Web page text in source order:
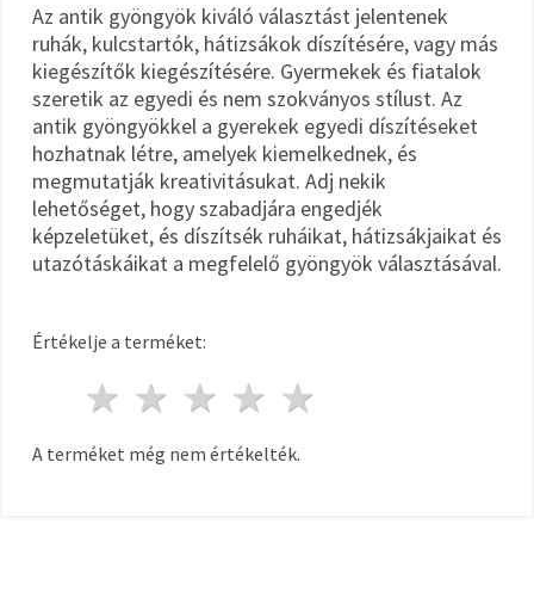
Az antik gyöngyök kiváló választást jelentenek
ruhák, kulcstartók, hátizsákok díszítésére, vagy más
kiegészítők kiegészítésére. Gyermekek és fiatalok
szeretik az egyedi és nem szokványos stílust. Az
antik gyöngyökkel a gyerekek egyedi díszítéseket
hozhatnak létre, amelyek kiemelkednek, és
megmutatják kreativitásukat. Adj nekik
lehetőséget, hogy szabadjára engedjék
képzeletüket, és díszítsék ruháikat, hátizsákjaikat és
utazótáskáikat a megfelelő gyöngyök választásával.
Értékelje a terméket:
4 csillagok
3 csillagok
2 csillagok
1 csillag
A terméket még nem értékelték.